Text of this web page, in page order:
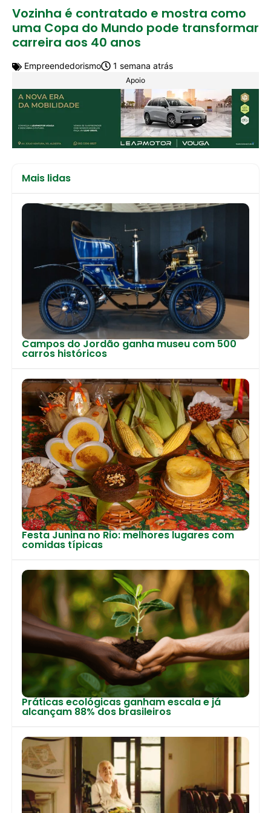
Vozinha é contratado e mostra como
uma Copa do Mundo pode transformar
carreira aos 40 anos
Empreendedorismo 1 semana atrás
Apoio
Mais lidas
Campos do Jordão ganha museu com 500
carros históricos
Festa Junina no Rio: melhores lugares com
comidas típicas
Práticas ecológicas ganham escala e já
alcançam 88% dos brasileiros